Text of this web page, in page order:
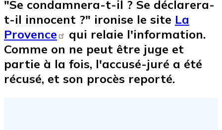
"Se condamnera-t-il ? Se déclarera-
t-il innocent ?" ironise le site La
Provence
qui relaie l'information.
Comme on ne peut être juge et
partie à la fois, l'accusé-juré a été
récusé, et son procès reporté.